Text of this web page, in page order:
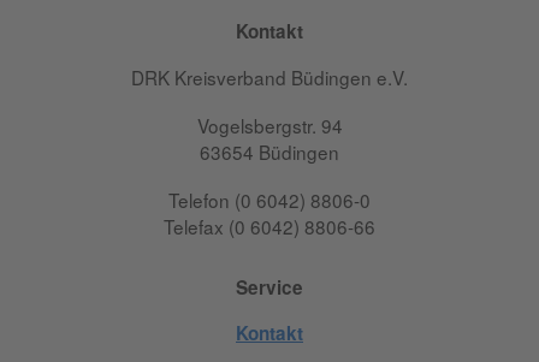
Kontakt
DRK Kreisverband Büdingen e.V.
Vogelsbergstr. 94
63654 Büdingen
Telefon (0 6042) 8806-0
Telefax (0 6042) 8806-66
Service
Kontakt